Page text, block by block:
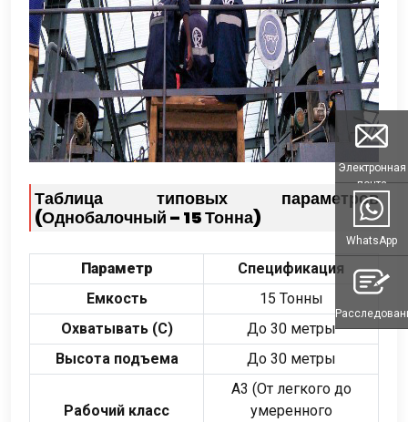
Таблица типовых параметров
(Однобалочный – 15 Тонна)
Параметр
Спецификация
Емкость
15 Тонны
Охватывать (С)
До 30 метры
Высота подъема
До 30 метры
Рабочий класс
А3 (От легкого до
умеренного
Электронная
почта
WhatsApp